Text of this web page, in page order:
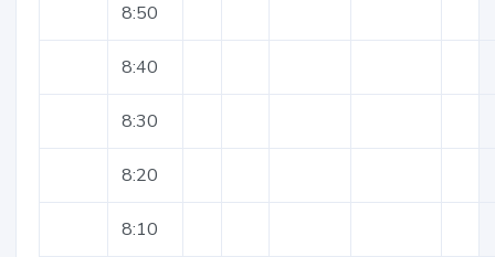
8:50
8:40
8:30
8:20
8:10